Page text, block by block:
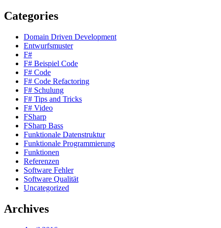
Categories
Domain Driven Development
Entwurfsmuster
F#
F# Beispiel Code
F# Code
F# Code Refactoring
F# Schulung
F# Tips and Tricks
F# Video
FSharp
FSharp Bass
Funktionale Datenstruktur
Funktionale Programmierung
Funktionen
Referenzen
Software Fehler
Software Qualität
Uncategorized
Archives